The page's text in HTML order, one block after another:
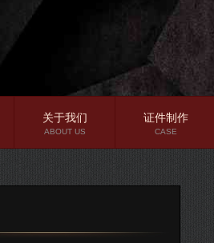
关于我们
ABOUT US
证件制作
CASE